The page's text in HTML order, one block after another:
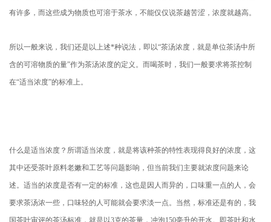
有许多，而这些成为物质也可溶于茶水，不能仅仅说茶越苦涩，浓度就越高。
所以一般来说，我们还是以上述*种说法，即以“茶汤浓度，就是单位茶汤中所
含的可溶物质的量”作为茶汤浓度的定义。而喝茶时，我们一般要求将茶控制
在“适当浓度”的标准上。
什么是适当浓度？所谓适当浓度，就是将该种茶的特性表现得良好的浓度，这
其中还受茶叶原料老嫩和工艺等问题影响，但当前我们主要就浓度问题来论
述。适当的浓度是否有一定的标准，这也是因人而异的，口味重一点的人，会
要求茶汤浓一些，口味轻的人可能就会要求淡一点。当然，标准还是有的，我
国茶叶审评的茶汤标准，就是以3克的茶量，冲泡150毫升的开水。即茶叶和水